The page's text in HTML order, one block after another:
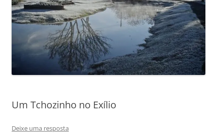
Um Tchozinho no Exílio
Deixe uma resposta